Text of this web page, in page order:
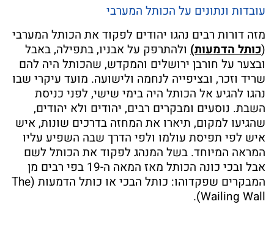
עובדות ונתונים על הכותל המערבי
מזה דורות רבים נהגו יהודים לפקוד את הכותל המערבי
(כותל הדמעות) ולהתרפק על אבניו, בתפילה, באבל
ובצער על חורבן ירושלים והמקדש, שהכותל היה להם
שריד וזכר, ובציפייה לנחמה ולישועה. מועד עיקרי שבו
נהגו להגיע אל הכותל היה בימי שישי, לפני כניסת
השבת. נוסעים ומבקרים רבים, יהודים ולא יהודים,
שהגיעו למקום, תיארו את המחזה בדרכים שונות, איש
איש לפי תפיסת עולמו ולפי הדרך שבה השפיע עליו
המראה המיוחד. בשל המנהג לפקוד את הכותל לשם
אבל ובכי כונה הכותל מאז המאה ה-19 בפי רבים מן
המבקרים שפקדוהו: כותל הבכי או כותל הדמעות (The
Wailing Wall).